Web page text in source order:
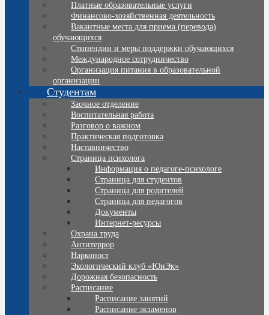
Платные образовательные услуги
Финансово-хозяйственная деятельность
Вакантные места для приема (перевода)
обучающихся
Стипендии и меры поддержки обучающихся
Международное сотрудничество
Организация питания в образовательной
организации
Студентам
Заочное отделение
Воспитательная работа
Разговор о важном
Практическая подготовка
Наставничество
Страница психолога
Информация о педагоге-психологе
Страница для студентов
Страница для родителей
Страница для педагогов
Документы
Интернет-ресурсы
Охрана труда
Антитеррор
Наркопост
Экологический клуб «ЮнЭк»
Дорожная безопасность
Расписание
Расписание занятий
Расписание экзаменов